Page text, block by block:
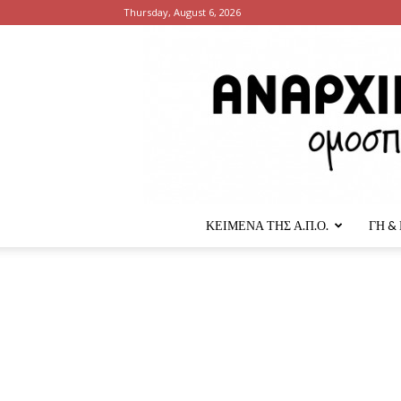
Thursday, August 6, 2026
ΚΕΙΜΕΝΑ ΤΗΣ Α.Π.Ο. ΓΗ &